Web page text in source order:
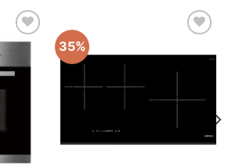
Add to
wishlist
35%
Add to